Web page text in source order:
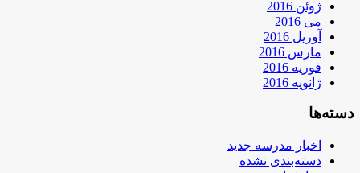
ژوئن 2016
می 2016
آوریل 2016
مارس 2016
فوریه 2016
ژانویه 2016
دسته‌ها
اخبار مدرسه جدید
دسته‌بندی نشده